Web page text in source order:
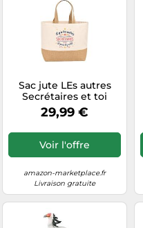
Sac jute LEs autres
Secrétaires et toi
Cadeau Anniversaire
cadeau femme
29,99 €
Voir l'offre
amazon-marketplace.fr
Livraison gratuite